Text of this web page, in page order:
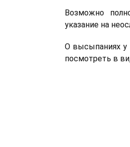
Возможно
указание на
О высыпаниях у
посмотреть в